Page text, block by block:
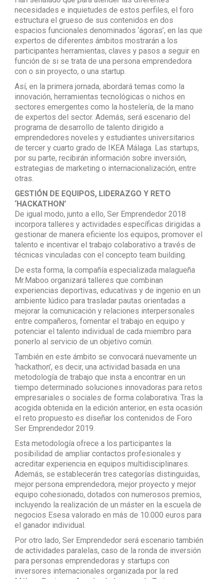
necesidades e inquietudes de estos perfiles, el foro
estructura el grueso de sus contenidos en dos
espacios funcionales denominados ‘ágoras’, en las que
expertos de diferentes ámbitos mostrarán a los
participantes herramientas, claves y pasos a seguir en
función de si se trata de una persona emprendedora
con o sin proyecto, o una startup.
Así, en la primera jornada, abordará temas como la
innovación, herramientas tecnológicas o nichos en
sectores emergentes como la hostelería, de la mano
de expertos del sector. Además, será escenario del
programa de desarrollo de talento dirigido a
emprendedores noveles y estudiantes universitarios
de tercer y cuarto grado de IKEA Málaga. Las startups,
por su parte, recibirán información sobre inversión,
estrategias de marketing o internacionalización, entre
otras.
GESTIÓN DE EQUIPOS, LIDERAZGO Y RETO
‘HACKATHON’
De igual modo, junto a ello, Ser Emprendedor 2018
incorpora talleres y actividades específicas dirigidas a
gestionar de manera eficiente los equipos, promover el
talento e incentivar el trabajo colaborativo a través de
técnicas vinculadas con el concepto team building.
De esta forma, la compañía especializada malagueña
Mr.Maboo organizará talleres que combinan
experiencias deportivas, educativas y de ingenio en un
ambiente lúdico para trasladar pautas orientadas a
mejorar la comunicación y relaciones interpersonales
entre compañeros, fomentar el trabajo en equipo y
potenciar el talento individual de cada miembro para
ponerlo al servicio de un objetivo común.
También en este ámbito se convocará nuevamente un
‘hackathon’, es decir, una actividad basada en una
metodología de trabajo que insta a encontrar en un
tiempo determinado soluciones innovadoras para retos
empresariales o sociales de forma colaborativa. Tras la
acogida obtenida en la edición anterior, en esta ocasión
el reto propuesto es diseñar los contenidos de Foro
Ser Emprendedor 2019.
Esta metodología ofrece a los participantes la
posibilidad de ampliar contactos profesionales y
acreditar experiencia en equipos multidisciplinares.
Además, se establecerán tres categorías distinguidas,
mejor persona emprendedora, mejor proyecto y mejor
equipo cohesionado, dotados con numerosos premios,
incluyendo la realización de un máster en la escuela de
negocios Esesa valorado en más de 10.000 euros para
el ganador individual.
Por otro lado, Ser Emprendedor será escenario también
de actividades paralelas, caso de la ronda de inversión
para personas emprendedoras y startups con
inversores internacionales organizada por la red